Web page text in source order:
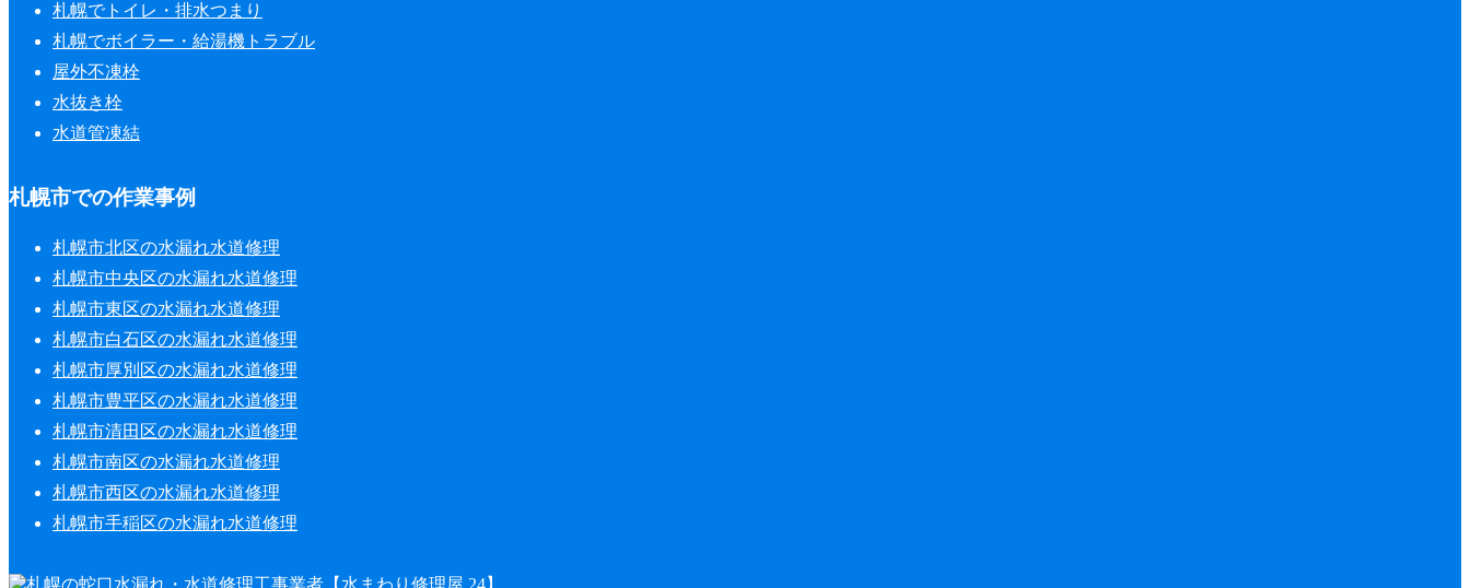
札幌でトイレ・排水つまり
札幌でボイラー・給湯機トラブル
屋外不凍栓
水抜き栓
水道管凍結
札幌市での作業事例
札幌市北区の水漏れ水道修理
札幌市中央区の水漏れ水道修理
札幌市東区の水漏れ水道修理
札幌市白石区の水漏れ水道修理
札幌市厚別区の水漏れ水道修理
札幌市豊平区の水漏れ水道修理
札幌市清田区の水漏れ水道修理
札幌市南区の水漏れ水道修理
札幌市西区の水漏れ水道修理
札幌市手稲区の水漏れ水道修理